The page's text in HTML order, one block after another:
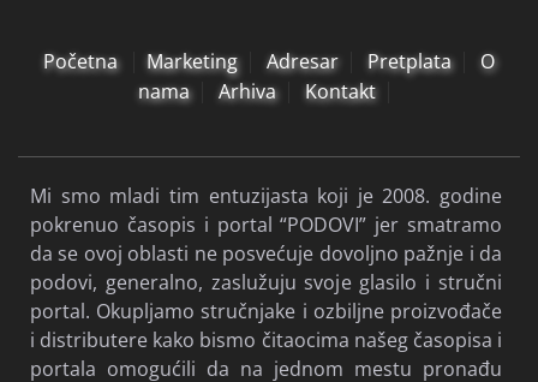
Marketing Adresar Pretplata
O
nama
Arhiva Kontakt
Mi smo mladi tim entuzijasta koji je 2008. godine